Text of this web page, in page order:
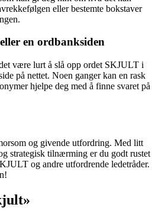
eller bestemte bokstaver
en ordbanksiden
være lurt å slå opp ordet SKJULT i
på nettet. Noen ganger kan en rask
hjelpe deg med å finne svaret på
og givende utfordring. Med litt
strategisk tilnærming er du godt rustet
og andre utfordrende ledetråder.